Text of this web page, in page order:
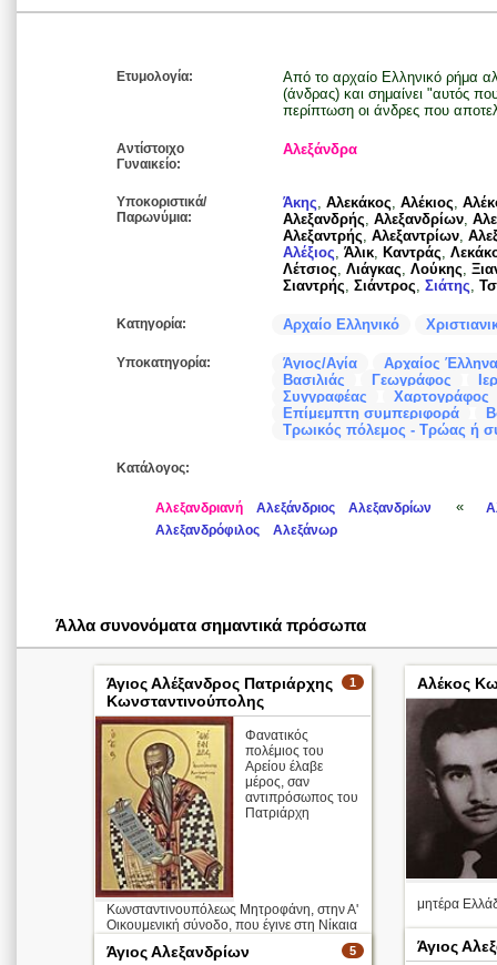
Ετυμολογία:
Από το αρχαίο Ελληνικό ρήμα
(άνδρας) και σημαίνει "αυτός
περίπτωση οι άνδρες που
Αντίστοιχο
Γυναικείο:
Αλεξάνδρα
Υποκοριστικά/
Παρωνύμια:
Άκης, Αλεκάκος, Αλέκιος,
Αλεξανδρής, Αλεξανδρίων,
Αλεξαντρής, Αλεξαντρίων,
Αλέξιος, Άλικ, Καντράς,
Λέτσιος, Λιάγκας, Λούκης,
Σιαντρής, Σιάντρος, Σιάτης,
Κατηγορία: Αρχαίο Ελληνικό
Υποκατηγορία: Άγιος/Αγία
Αρχαίος
Βασιλιάς
Γεωγράφος
Συγγραφέας
Χαρτογράφος
Επίμεμπτη συμπεριφορά
Τρωικός πόλεμος - Τρώας ή
Κατάλογος:
Αλεξανδριανή Αλεξάνδριος Αλεξανδρίων «
Αλεξανδρόφιλος
Αλεξάνωρ
Άλλα συνονόματα σημαντικά πρόσωπα
1
Άγιος Αλέξανδρος Πατριάρχης
Κωνσταντινούπολης
Φανατικός
πολέμιος του
Αρείου έλαβε
μέρος, σαν
αντιπρόσωπος του
Πατριάρχη
Κωνσταντινουπόλεως Μητροφάνη, στην Α'
Οικουμενική σύνοδο, που έγινε στη Νίκαια
της Βιθυνίας, στην οποία καταδικάστηκε ο
Άρειος ...
Αλέκος
μητέρα
Άγιος
5
Άγιος Αλεξανδρίων